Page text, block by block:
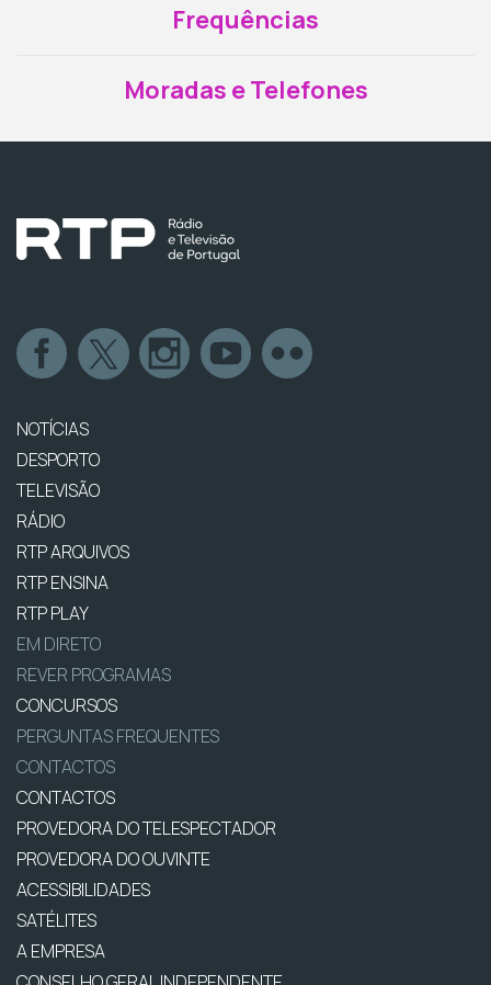
Frequências
Moradas e Telefones
NOTÍCIAS
DESPORTO
TELEVISÃO
RÁDIO
RTP ARQUIVOS
RTP ENSINA
RTP PLAY
EM DIRETO
REVER PROGRAMAS
CONCURSOS
PERGUNTAS FREQUENTES
CONTACTOS
CONTACTOS
PROVEDORA DO TELESPECTADOR
PROVEDORA DO OUVINTE
ACESSIBILIDADES
SATÉLITES
A EMPRESA